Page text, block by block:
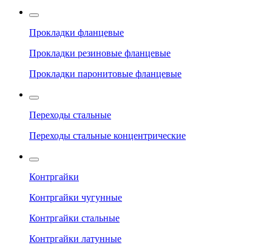
Прокладки фланцевые
Прокладки резиновые фланцевые
Прокладки паронитовые фланцевые
Переходы стальные
Переходы стальные концентрические
Контргайки
Контргайки чугунные
Контргайки стальные
Контргайки латунные